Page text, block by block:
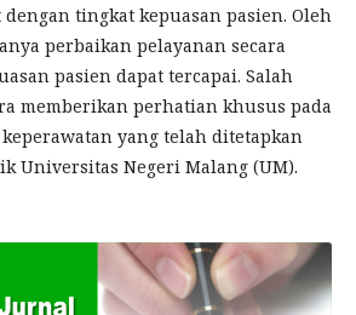
tingkat kepuasan pasien. Oleh
perbaikan pelayanan secara
pasien dapat tercapai. Salah
memberikan perhatian khusus pada
yang telah ditetapkan
Universitas Negeri Malang (UM).